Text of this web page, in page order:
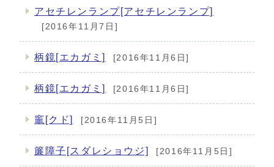
アセチレンランプ[アセチレンランプ]
[2016年11月7日]
柄鏡[エカガミ] [2016年11月6日]
柄鏡[エカガミ] [2016年11月6日]
竈[クド] [2016年11月5日]
簾障子[スダレショウジ] [2016年11月5日]